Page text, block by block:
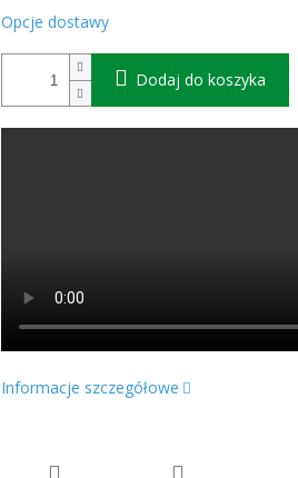
Opcje dostawy
Dodaj do koszyka
Informacje szczegółowe